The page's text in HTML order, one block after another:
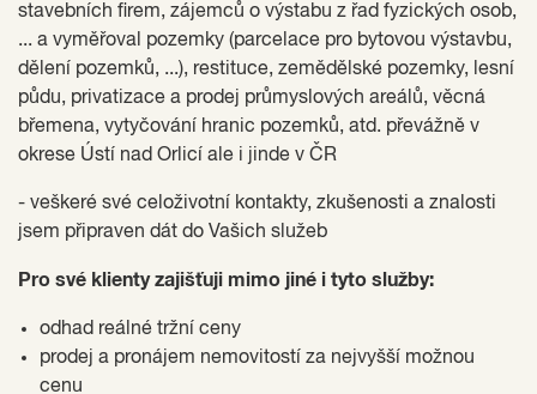
stavebních firem, zájemců o výstabu z řad fyzických osob,
... a vyměřoval pozemky (parcelace pro bytovou výstavbu,
dělení pozemků, ...), restituce, zemědělské pozemky, lesní
půdu, privatizace a prodej průmyslových areálů, věcná
břemena, vytyčování hranic pozemků, atd. převážně v
okrese Ústí nad Orlicí ale i jinde v ČR
- veškeré své celoživotní kontakty, zkušenosti a znalosti
jsem připraven dát do Vašich služeb
Pro své klienty zajišťuji mimo jiné i tyto služby:
odhad reálné tržní ceny
prodej a pronájem nemovitostí za nejvyšší možnou
cenu